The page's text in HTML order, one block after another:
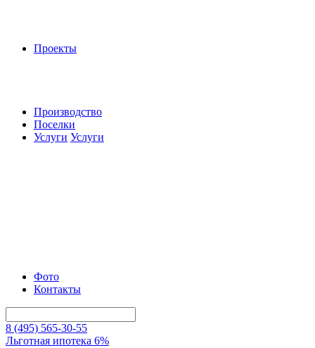
Проекты
Производство
Поселки
Услуги Услуги
Фото
Контакты
8 (495) 565-30-55
Льготная ипотека 6%